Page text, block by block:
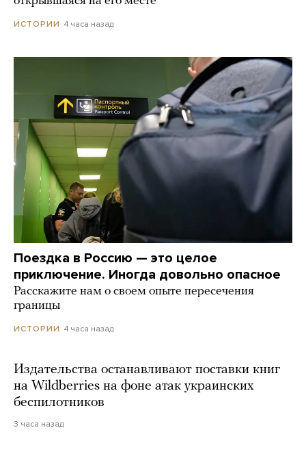
ИСТОРИИ 4 часа назад
Поездка в Россию — это целое
приключение. Иногда довольно опасное
Расскажите нам о своем опыте пересечения
границы
ИСТОРИИ 4 часа назад
Издательства останавливают поставки книг
на Wildberries на фоне атак украинских
беспилотников
3 часа назад